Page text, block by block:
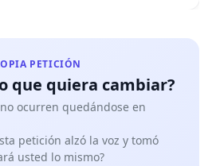
PETICIÓN
que quiera cambiar?
ocurren quedándose en
petición alzó la voz y tomó
usted lo mismo?